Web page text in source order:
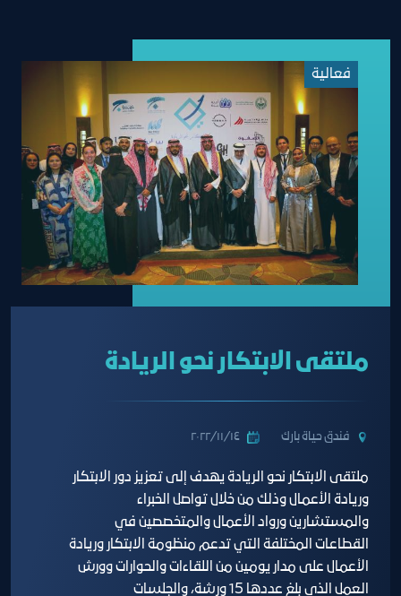
فعالية
ملتقى الابتكار نحو الريادة
فندق حياة بارك ١٤‏/١١‏/٢٠٢٢
ملتقى الابتكار نحو الريادة يهدف إلى تعزيز دور الابتكار
وريادة الأعمال وذلك من خلال تواصل الخبراء
والمستشارين ورواد الأعمال والمتخصصين في
القطاعات المختلفة التي تدعم منظومة الابتكار وريادة
الأعمال على مدار يومين من اللقاءات والحوارات وورش
العمل الذي بلغ عددها 15 ورشة، والجلسات